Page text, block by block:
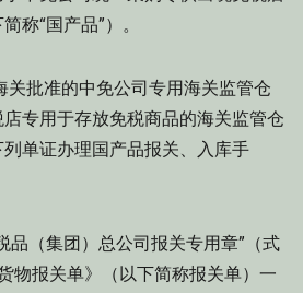
称“国产品”）。
关批准的中免公司专用海关监管仓
专用于存放免税商品的海关监管仓
单证办理国产品报关、入库手
品（集团）总公司报关专用章”（式
物报关单》（以下简称报关单）一